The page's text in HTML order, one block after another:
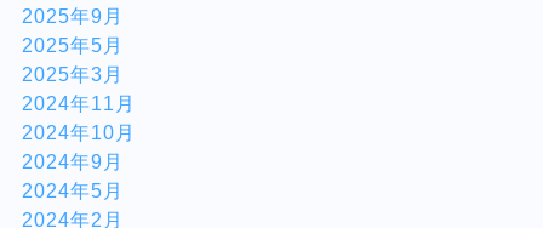
2025年9月
2025年5月
2025年3月
2024年11月
2024年10月
2024年9月
2024年5月
2024年2月